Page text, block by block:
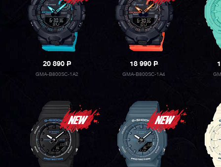
20 890P
GMA-B800SC-1A2
18 990P
GMA-B800SC-1A4